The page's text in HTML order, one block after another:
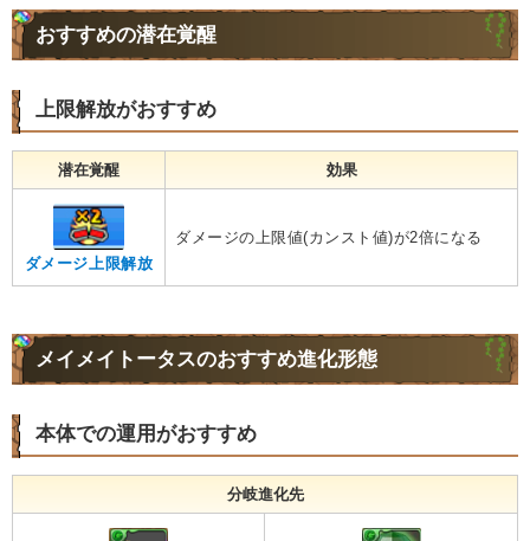
おすすめの潜在覚醒
上限解放がおすすめ
潜在覚醒 効果
ダメージ上限解放
ダメージの上限値(カンスト値)が2倍になる
メイメイトータスのおすすめ進化形態
本体での運用がおすすめ
分岐進化先